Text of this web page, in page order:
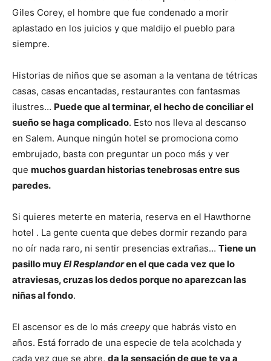
Giles Corey, el hombre que fue condenado a morir
aplastado en los juicios y que maldijo el pueblo para
siempre.
Historias de niños que se asoman a la ventana de tétricas
casas, casas encantadas, restaurantes con fantasmas
ilustres… Puede que al terminar, el hecho de conciliar el
sueño se haga complicado. Esto nos lleva al descanso
en Salem. Aunque ningún hotel se promociona como
embrujado, basta con preguntar un poco más y ver
que muchos guardan historias tenebrosas entre sus
paredes.
Si quieres meterte en materia, reserva en el Hawthorne
hotel . La gente cuenta que debes dormir rezando para
no oír nada raro, ni sentir presencias extrañas… Tiene un
pasillo muyEl Resplandoren el que cada vez que lo
atraviesas, cruzas los dedos porque no aparezcan las
niñas al fondo.
El ascensor es de lo más creepyque habrás visto en
años. Está forrado de una especie de tela acolchada y
cada vez que se abre, da la sensación de que te va a